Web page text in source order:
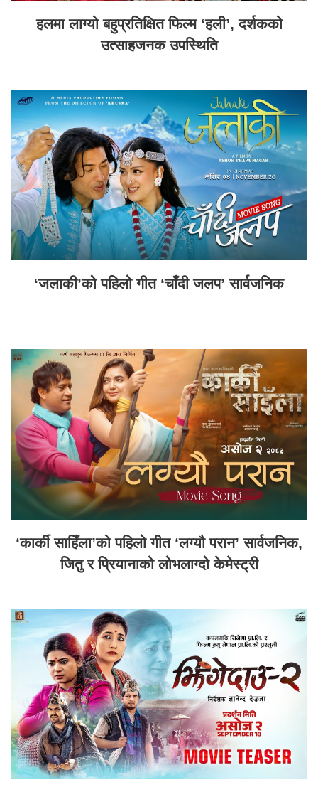
हलमा लाग्यो बहुप्रतिक्षित फिल्म ‘हली’, दर्शकको
उत्साहजनक उपस्थिति
‘जलाकी’को पहिलो गीत ‘चाँदी जलप’ सार्वजनिक
‘कार्की साहिँला’को पहिलो गीत ‘लग्यौ परान’ सार्वजनिक,
जितु र प्रियानाको लोभलाग्दो केमेस्ट्री